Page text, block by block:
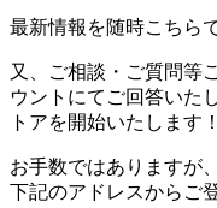
最新情報を随時こちら
又、ご相談・ご質問等
ウントにてご回答いた
トアを開始いたします
お手数ではありますが、
下記のアドレスからご